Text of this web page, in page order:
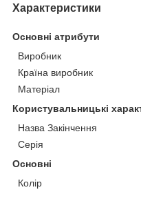
Характеристики
Основні атрибути
Виробник
Країна виробник
Матеріал
Користувальницькі
Назва Закінчення
Серія
Основні
Колір